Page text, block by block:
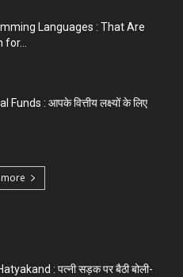
Languages : That Are
Funds : आपके वित्तीय लक्ष्यों के लिए
: पत्नी सड़क पर बैठी बोली-